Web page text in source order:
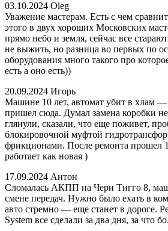
03.10.2024 Oleg
Уважение мастерам. Есть с чем
этого в двух хороших Московских
прямо небо и земля, сейчас все
не выжить, но разница во первых по
оборудования много такого про
есть а оно есть))
20.09.2024 Игорь
Машине 10 лет, автомат убит в хлам —
пришел сюда. Думал замена коробки
глянули, сказали, что еще поживет,
блокировочной муфтой
фрикционами. После ремонта
работает как новая )
17.09.2024 Антон
Сломалась АКПП на Чери Тигго 8,
смене передач. Нужно было ехать в
авто стремно — еще станет в дороге.
System все сделали за два дня, за что